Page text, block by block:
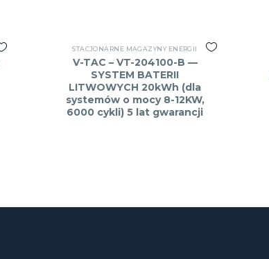
STACJONARNE MAGAZYNY ENERGII
V-TAC – VT-204100-B —
SYSTEM BATERII
LITWOWYCH 20kWh (dla
systemów o mocy 8-12KW,
6000 cykli) 5 lat gwarancji